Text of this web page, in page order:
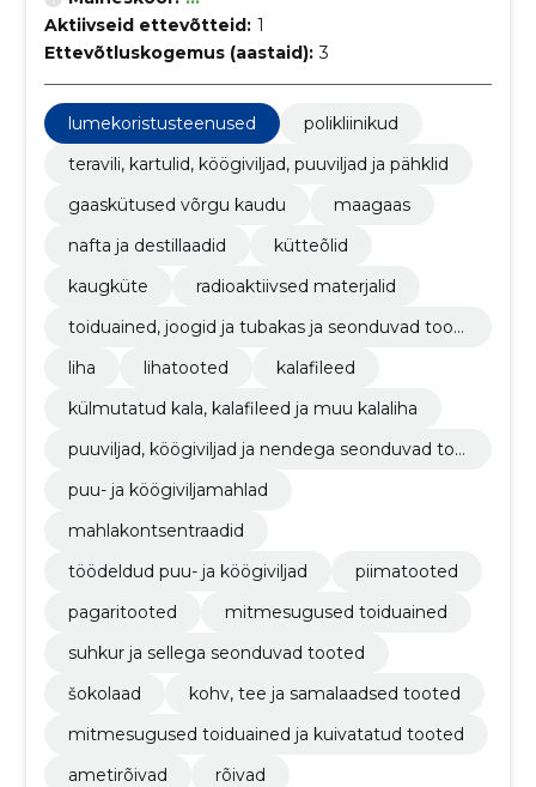
Aktiivseid ettevõtteid: 1
Ettevõtluskogemus (aastaid): 3
lumekoristusteenused
polikliinikud
teravili, kartulid, köögiviljad, puuviljad ja pähklid
gaaskütused võrgu kaudu
maagaas
nafta ja destillaadid
kütteõlid
kaugküte
radioaktiivsed materjalid
toiduained, joogid ja tubakas ja seonduvad toot
liha
lihatooted
kalafileed
külmutatud kala, kalafileed ja muu kalaliha
puuviljad, köögiviljad ja nendega seonduvad too
puu- ja köögiviljamahlad
mahlakontsentraadid
töödeldud puu- ja köögiviljad
piimatooted
pagaritooted
mitmesugused toiduained
suhkur ja sellega seonduvad tooted
šokolaad
kohv, tee ja samalaadsed tooted
mitmesugused toiduained ja kuivatatud tooted
ametirõivad
rõivad